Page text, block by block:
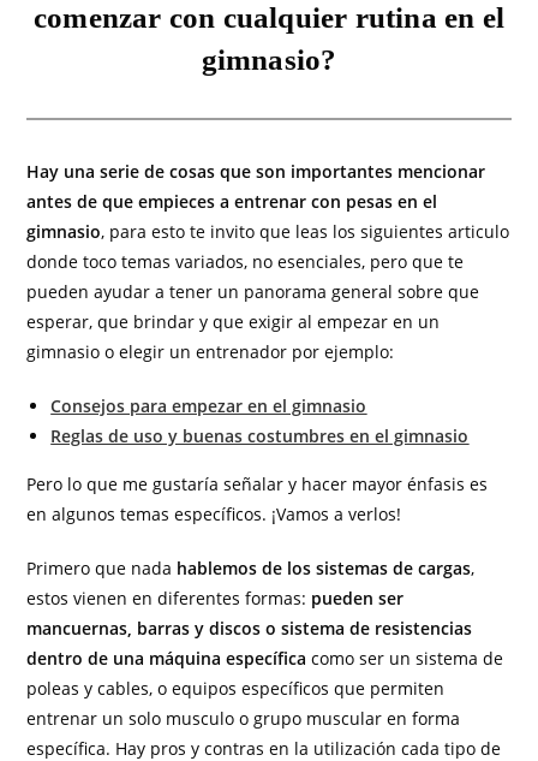
comenzar con cualquier rutina en el
gimnasio?
Hay una serie de cosas que son importantes mencionar
antes de que empieces a entrenar con pesas en el
gimnasio, para esto te invito que leas los siguientes articulo
donde toco temas variados, no esenciales, pero que te
pueden ayudar a tener un panorama general sobre que
esperar, que brindar y que exigir al empezar en un
gimnasio o elegir un entrenador por ejemplo:
Consejos para empezar en el gimnasio
Reglas de uso y buenas costumbres en el gimnasio
Pero lo que me gustaría señalar y hacer mayor énfasis es
en algunos temas específicos. ¡Vamos a verlos!
Primero que nada hablemos de los sistemas de cargas,
estos vienen en diferentes formas: pueden ser
mancuernas, barras y discos o sistema de resistencias
dentro de una máquina específica como ser un sistema de
poleas y cables, o equipos específicos que permiten
entrenar un solo musculo o grupo muscular en forma
específica. Hay pros y contras en la utilización cada tipo de